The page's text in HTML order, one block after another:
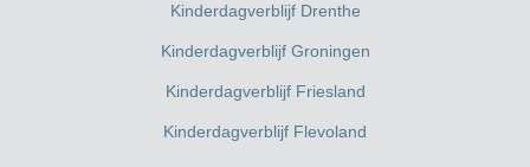
Kinderdagverblijf Drenthe
Kinderdagverblijf Groningen
Kinderdagverblijf Friesland
Kinderdagverblijf Flevoland